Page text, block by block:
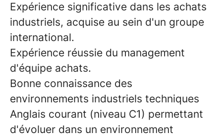
Expérience significative dans les achats
industriels, acquise au sein d'un groupe
international.
Expérience réussie du management
d'équipe achats.
Bonne connaissance des
environnements industriels techniques
Anglais courant (niveau C1) permettant
d'évoluer dans un environnement